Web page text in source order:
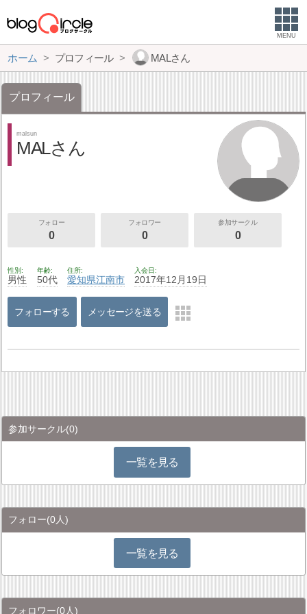
MENU
ホーム プロフィール MALさん
プロフィール
malsun
MALさん
フォロー
0
フォロワー
0
参加サークル
0
性別
男性
年齢
50代
住所
愛知県江南市
入会日
2017年12月19日
フォローする メッセージを送る
参加サークル(0)
一覧を見る
フォロー(0人)
一覧を見る
フォロワー(0人)